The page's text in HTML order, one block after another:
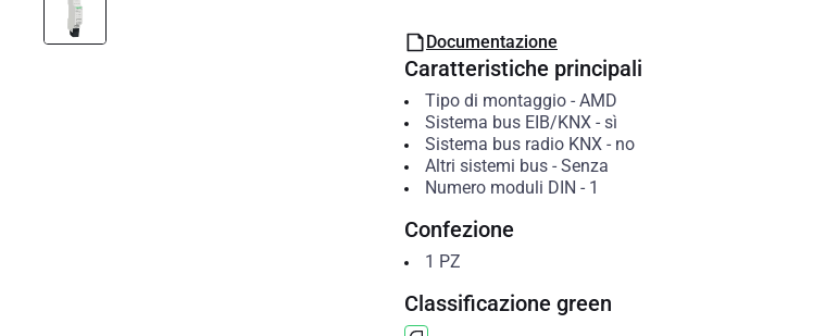
Documentazione
Caratteristiche principali
Tipo di montaggio- AMD
Sistema bus EIB/KNX- sì
Sistema bus radio KNX- no
Altri sistemi bus- Senza
Numero moduli DIN - 1
Confezione
1 PZ
Classificazione green